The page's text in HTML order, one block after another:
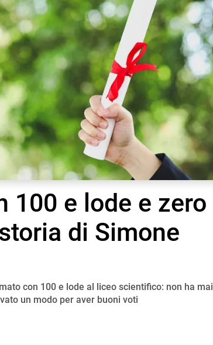
100 e lode e zero
di Simone
con 100 e lode al liceo scientifico: non ha mai
un modo per aver buoni voti